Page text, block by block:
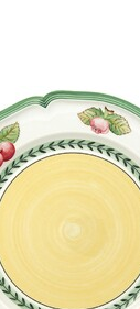
Trio
34
машине?